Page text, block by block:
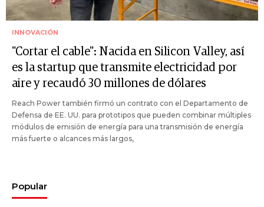
INNOVACIÓN
"Cortar el cable": Nacida en Silicon Valley, así
es la startup que transmite electricidad por
aire y recaudó 30 millones de dólares
Reach Power también firmó un contrato con el Departamento de
Defensa de EE. UU. para prototipos que pueden combinar múltiples
módulos de emisión de energía para una transmisión de energía
más fuerte o alcances más largos,
Popular